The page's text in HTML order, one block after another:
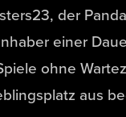
der
einer
ohne
aus